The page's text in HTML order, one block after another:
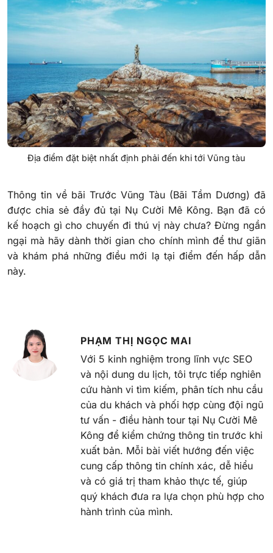
Địa điểm đặt biệt nhất định phải đến khi tới Vũng tàu
Thông tin về bãi Trước Vũng Tàu (Bãi Tầm Dương) đã
được chia sẻ đầy đủ tại Nụ Cười Mê Kông. Bạn đã có
kế hoạch gì cho chuyến đi thú vị này chưa? Đừng ngần
ngại mà hãy dành thời gian cho chính mình để thư giãn
và khám phá những điều mới lạ tại điểm đến hấp dẫn
này.
PHẠM THỊ NGỌC MAI
Với 5 kinh nghiệm trong lĩnh vực SEO
và nội dung du lịch, tôi trực tiếp nghiên
cứu hành vi tìm kiếm, phân tích nhu cầu
của du khách và phối hợp cùng đội ngũ
tư vấn - điều hành tour tại Nụ Cười Mê
Kông để kiểm chứng thông tin trước khi
xuất bản. Mỗi bài viết hướng đến việc
cung cấp thông tin chính xác, dễ hiểu
và có giá trị tham khảo thực tế, giúp
quý khách đưa ra lựa chọn phù hợp cho
hành trình của mình.